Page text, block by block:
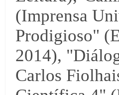
(Imprensa
Prodigioso"
2014),
Carlos